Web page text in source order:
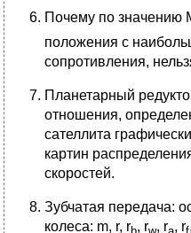
Почему по значению
положения с
сопротивления,
Планетарный
отношения,
сателлита
картин
скоростей.
Зубчатая передача:
колеса: m, r, r , r , r , r